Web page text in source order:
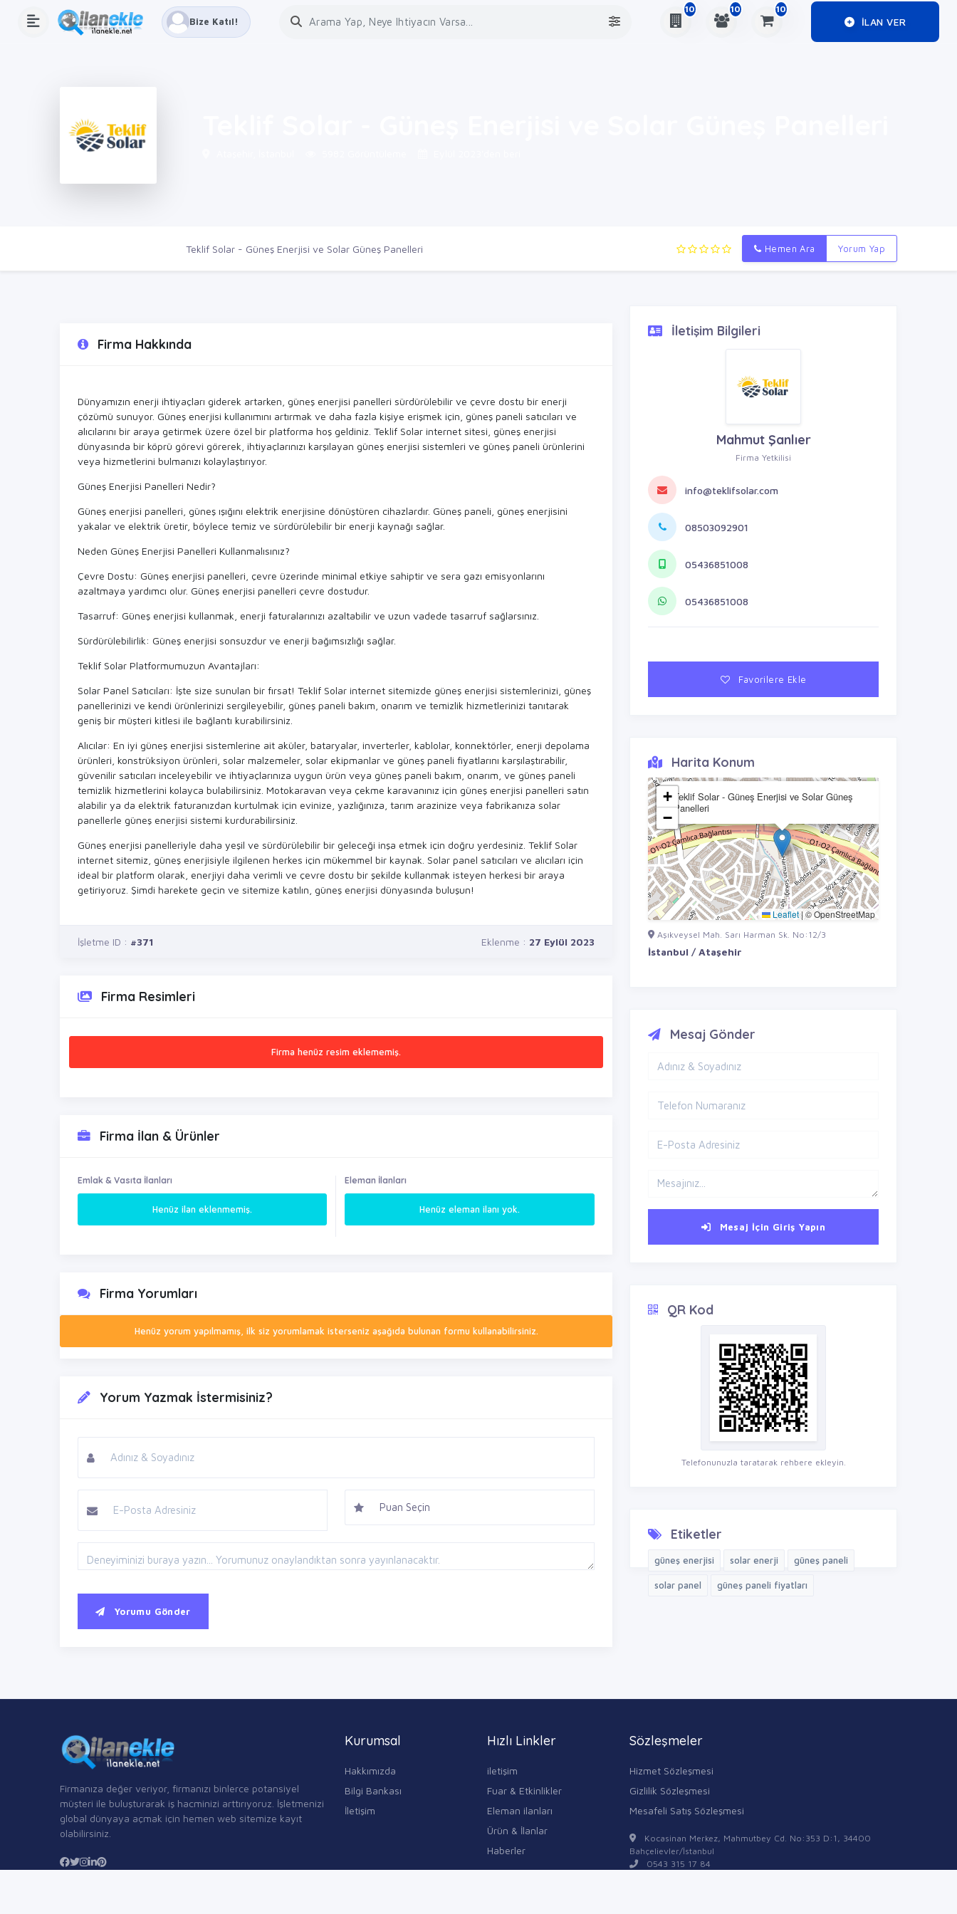
Bize Katıl!
10 10 10
ILAN VER
Teklif Solar - Güneş Enerjisi ve Solar Güneş Panelleri Hemen Ara Yorum Yap
Firma Hakkında
Dünyamızın enerji ihtiyaçları giderek artarken, güneş enerjisi panelleri sürdürülebilir ve çevre dostu bir enerji
çözümü sunuyor. Güneş enerjisi kullanımını artırmak ve daha fazla kişiye erişmek için, güneş paneli satıcıları ve
alıcılarını bir araya getirmek üzere özel bir platforma hoş geldiniz. Teklif Solar internet sitesi, güneş enerjisi
dünyasında bir köprü görevi görerek, ihtiyaçlarınızı karşılayan güneş enerjisi sistemleri ve güneş paneli ürünlerini
veya hizmetlerini bulmanızı kolaylaştırıyor.
Güneş Enerjisi Panelleri Nedir?
Güneş enerjisi panelleri, güneş ışığını elektrik enerjisine dönüştüren cihazlardır. Güneş paneli, güneş enerjisini
yakalar ve elektrik üretir, böylece temiz ve sürdürülebilir bir enerji kaynağı sağlar.
Neden Güneş Enerjisi Panelleri Kullanmalısınız?
Çevre Dostu: Güneş enerjisi panelleri, çevre üzerinde minimal etkiye sahiptir ve sera gazı emisyonlarını
azaltmaya yardımcı olur. Güneş enerjisi panelleri çevre dostudur.
Tasarruf: Güneş enerjisi kullanmak, enerji faturalarınızı azaltabilir ve uzun vadede tasarruf sağlarsınız.
Sürdürülebilirlik: Güneş enerjisi sonsuzdur ve enerji bağımsızlığı sağlar.
Teklif Solar Platformumuzun Avantajları:
Solar Panel Satıcıları: İşte size sunulan bir fırsat! Teklif Solar internet sitemizde güneş enerjisi sistemlerinizi, güneş
panellerinizi ve kendi ürünlerinizi sergileyebilir, güneş paneli bakım, onarım ve temizlik hizmetlerinizi tanıtarak
geniş bir müşteri kitlesi ile bağlantı kurabilirsiniz.
Alıcılar: En iyi güneş enerjisi sistemlerine ait aküler, bataryalar, inverterler, kablolar, konnektörler, enerji depolama
ürünleri, konstrüksiyon ürünleri, solar malzemeler, solar ekipmanlar ve güneş paneli fiyatlarını karşılaştırabilir,
güvenilir satıcıları inceleyebilir ve ihtiyaçlarınıza uygun ürün veya güneş paneli bakım, onarım, ve güneş paneli
temizlik hizmetlerini kolayca bulabilirsiniz. Motokaravan veya çekme karavanınız için güneş enerjisi panelleri satın
alabilir ya da elektrik faturanızdan kurtulmak için evinize, yazlığınıza, tarım arazinize veya fabrikanıza solar
panellerle güneş enerjisi sistemi kurdurabilirsiniz.
Güneş enerjisi panelleriyle daha yeşil ve sürdürülebilir bir geleceği inşa etmek için doğru yerdesiniz. Teklif Solar
internet sitemiz, güneş enerjisiyle ilgilenen herkes için mükemmel bir kaynak. Solar panel satıcıları ve alıcıları için
ideal bir platform olarak, enerjiyi daha verimli ve çevre dostu bir şekilde kullanmak isteyen herkesi bir araya
getiriyoruz. Şimdi harekete geçin ve sitemize katılın, güneş enerjisi dünyasında buluşun!
İşletme ID : #371 Eklenme : 27 Eylül 2023
Firma Resimleri
Firma henüz resim eklememiş.
Firma İlan & Ürünler
Emlak & Vasıta İlanları
Henüz ilan eklenmemiş.
Eleman İlanları
Henüz eleman ilanı yok.
Firma Yorumları
Henüz yorum yapılmamış, ilk siz yorumlamak isterseniz aşağıda bulunan formu kullanabilirsiniz.
Yorum Yazmak İstermisiniz?
Yorumu Gönder
İletişim Bilgileri
Mahmut Şanlıer
Firma Yetkilisi
info@teklifsolar.com
08503092901
05436851008
05436851008
Favorilere Ekle
Harita Konum
Teklif Solar - Güneş Enerjisi ve Solar Güneş
Panelleri
+
−
Leaflet|© OpenStreetMap
Aşıkveysel Mah. Sarı Harman Sk. No:12/3
İstanbul / Ataşehir
Mesaj Gönder
Mesaj İçin Giriş Yapın
QR Kod
Telefonunuzla taratarak rehbere ekleyin.
Etiketler
güneş enerjisi solar enerji güneş paneli
solar panel güneş paneli fiyatları
Firmanıza değer veriyor, firmanızı binlerce potansiyel
müşteri ile buluşturarak iş hacminizi arttırıyoruz. İşletmenizi
global dünyaya açmak için hemen web sitemize kayıt
olabilirsiniz.
Kurumsal
Hakkımızda
Bilgi Bankası
İletişim
Hızlı Linkler
iletişim
Fuar & Etkinlikler
Eleman ilanları
Ürün & İlanlar
Haberler
Sözleşmeler
Hizmet Sözleşmesi
Gizlilik Sözleşmesi
Mesafeli Satış Sözleşmesi
Kocasinan Merkez, Mahmutbey Cd. No:353 D:1, 34400
Bahçelievler/İstanbul
0543 315 17 84